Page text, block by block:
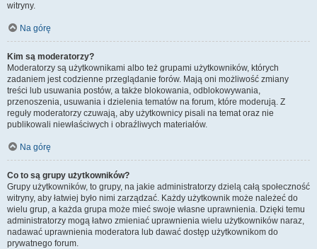
witryny.
Na górę
Kim są moderatorzy?
Moderatorzy są użytkownikami albo też grupami użytkowników, których
zadaniem jest codzienne przeglądanie forów. Mają oni możliwość zmiany
treści lub usuwania postów, a także blokowania, odblokowywania,
przenoszenia, usuwania i dzielenia tematów na forum, które moderują. Z
reguły moderatorzy czuwają, aby użytkownicy pisali na temat oraz nie
publikowali niewłaściwych i obraźliwych materiałów.
Na górę
Co to są grupy użytkowników?
Grupy użytkowników, to grupy, na jakie administratorzy dzielą całą społeczność
witryny, aby łatwiej było nimi zarządzać. Każdy użytkownik może należeć do
wielu grup, a każda grupa może mieć swoje własne uprawnienia. Dzięki temu
administratorzy mogą łatwo zmieniać uprawnienia wielu użytkowników naraz,
nadawać uprawnienia moderatora lub dawać dostęp użytkownikom do
prywatnego forum.